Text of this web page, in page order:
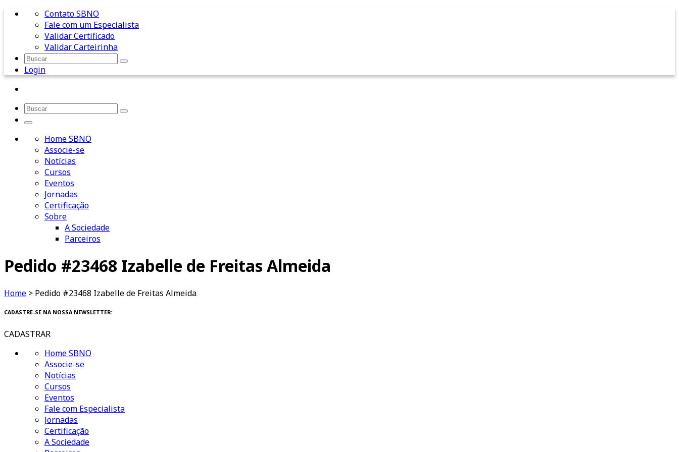
Contato SBNO
Fale com um Especialista
Validar Certificado
Validar Carteirinha
Login
Home SBNO
Associe-se
Notícias
Cursos
Eventos
Jornadas
Certificação
Sobre
A Sociedade
Parceiros
Pedido #23468 Izabelle de Freitas Almeida
Home > Pedido #23468 Izabelle de Freitas Almeida
CADASTRE-SE NA NOSSA NEWSLETTER:
CADASTRAR
Home SBNO
Associe-se
Notícias
Cursos
Eventos
Fale com Especialista
Jornadas
Certificação
A Sociedade